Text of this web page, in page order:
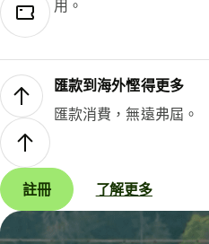
用。
匯款到海外慳得更多
匯款消費，無遠弗屆。
註冊 了解更多